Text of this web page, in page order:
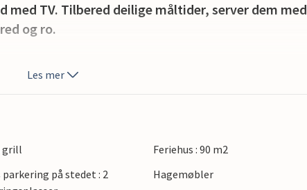
med TV. Tilbered deilige måltider, server dem med
og ro.
løpe rundt på fellesområdet. Trampoline, sklie,
om kvelden.
ved Østersjøen, og gå en tur langs de
timer i badelandet Panorama Morska. Dra på
Les mer
grill
Feriehus : 90 m2
parkering på stedet : 2
Hagemøbler